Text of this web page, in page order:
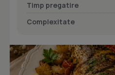
Timp pregatire
Complexitate